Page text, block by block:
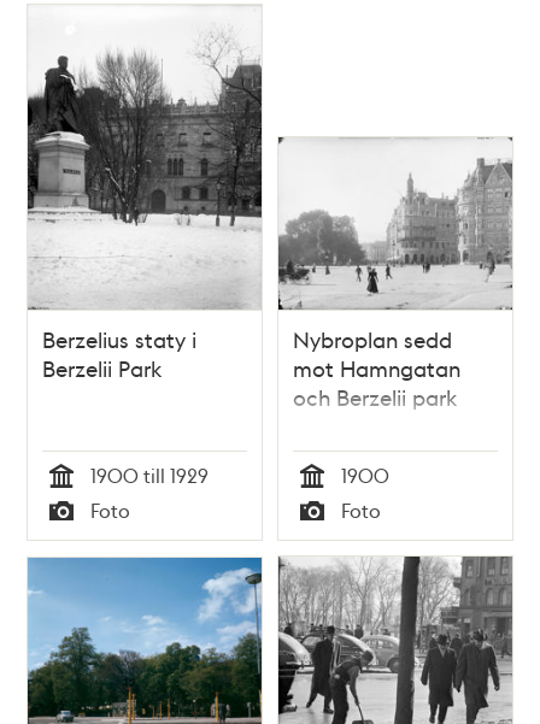
Berzelius staty i
Berzelii Park
Tid
1900 till 1929
Typ
Foto
Nybroplan sedd
mot Hamngatan
och Berzelii park
Tid
1900
Typ
Foto